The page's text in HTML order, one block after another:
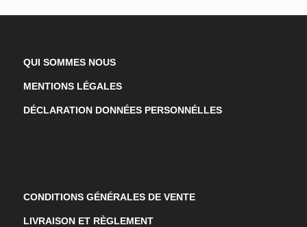
QUI SOMMES NOUS
MENTIONS LÉGALES
DÉCLARATION DONNÉES PERSONNÉLLES
CONDITIONS GÉNÉRALES DE VENTE
LIVRAISON ET RÈGLEMENT